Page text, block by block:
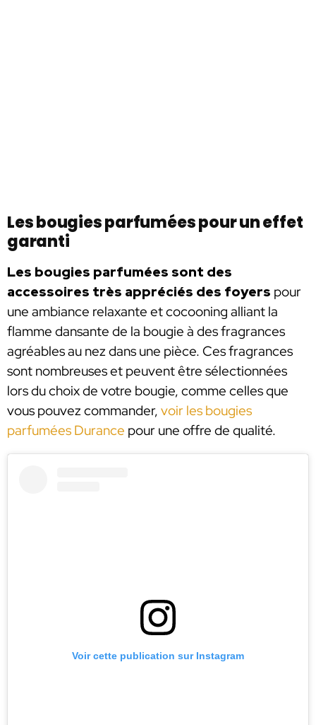
Les bougies parfumées pour un effet
garanti
Les bougies parfumées sont des
accessoires très appréciés des foyers pour
une ambiance relaxante et cocooning alliant la
flamme dansante de la bougie à des fragrances
agréables au nez dans une pièce. Ces fragrances
sont nombreuses et peuvent être sélectionnées
lors du choix de votre bougie, comme celles que
vous pouvez commander, voir les bougies
parfumées Durance pour une offre de qualité.
Voir cette publication sur Instagram